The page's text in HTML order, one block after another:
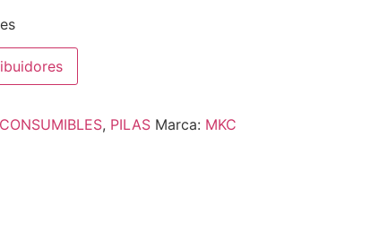
CONSUMIBLES, PILAS Marca: MKC